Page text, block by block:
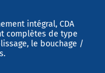
intégral, CDA
complètes de type
le bouchage /